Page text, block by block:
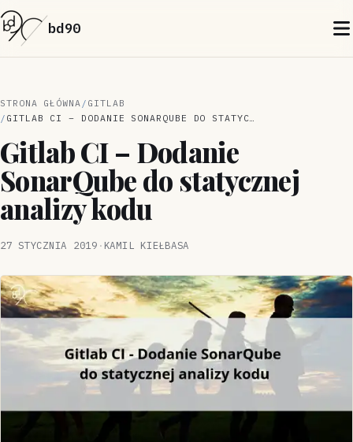
bd90
STRONA GŁÓWNA
GITLAB
GITLAB CI – DODANIE SONARQUBE DO STATYCZNEJ ANALIZY KODU
Gitlab CI – Dodanie
SonarQube do statycznej
analizy kodu
27 STYCZNIA 2019 · KAMIL KIEŁBASA